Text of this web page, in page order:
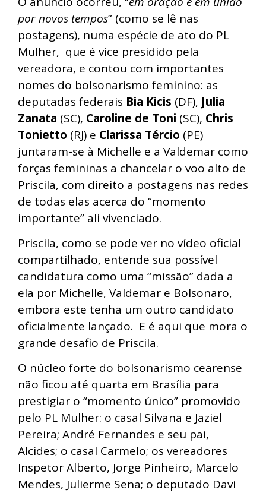
por novos tempos” (como se lê nas
postagens), numa espécie de ato do PL
Mulher, que é vice presidido pela
vereadora, e contou com importantes
nomes do bolsonarismo feminino: as
deputadas federais Bia Kicis (DF), Julia
Zanata (SC), Caroline de Toni (SC), Chris
Tonietto (RJ) e Clarissa Tércio (PE)
juntaram-se à Michelle e a Valdemar como
forças femininas a chancelar o voo alto de
Priscila, com direito a postagens nas redes
de todas elas acerca do “momento
importante” ali vivenciado.
Priscila, como se pode ver no vídeo oficial
compartilhado, entende sua possível
candidatura como uma “missão” dada a
ela por Michelle, Valdemar e Bolsonaro,
embora este tenha um outro candidato
oficialmente lançado. E é aqui que mora o
grande desafio de Priscila.
O núcleo forte do bolsonarismo cearense
não ficou até quarta em Brasília para
prestigiar o “momento único” promovido
pelo PL Mulher: o casal Silvana e Jaziel
Pereira; André Fernandes e seu pai,
Alcides; o casal Carmelo; os vereadores
Inspetor Alberto, Jorge Pinheiro, Marcelo
Mendes, Julierme Sena; o deputado Davi